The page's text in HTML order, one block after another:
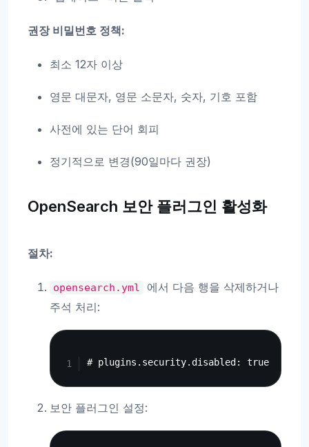
권장 비밀번호 정책:
최소 12자 이상
영문 대문자, 영문 소문자, 숫자, 기호 포함
사전에 있는 단어 회피
정기적으로 변경(90일마다 권장)
OpenSearch 보안 플러그인 활성화
절차:
opensearch.yml
에서 다음 행을 삭제하거나
주석 처리:
보안 플러그인 설정: